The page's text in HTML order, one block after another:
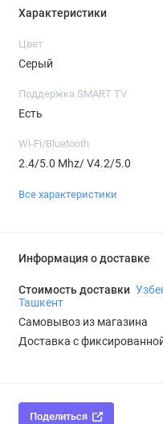
Характеристики
Цвет
Серый
Поддержка SMART TV
Есть
Wi-Fi/Bluetooth
2.4/5.0 Mhz/ V4.2/5.0
Все характеристики
Информация о доставке
Стоимость доставки
Ташкент
Самовывоз из магазина
Доставка с
Поделиться